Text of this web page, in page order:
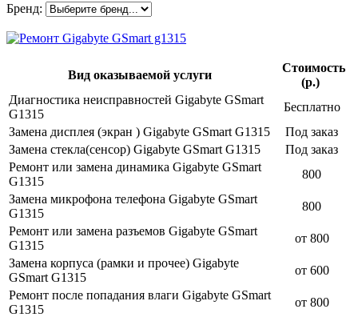
Бренд:
Вид оказываемой услуги
Стоимость
(р.)
Диагностика неисправностей Gigabyte GSmart
G1315
Бесплатно
Замена дисплея (экран ) Gigabyte GSmart G1315
Под заказ
Замена стекла(сенсор) Gigabyte GSmart G1315
Под заказ
Ремонт или замена динамика Gigabyte GSmart
G1315
800
Замена микрофона телефона Gigabyte GSmart
G1315
800
Ремонт или замена разъемов Gigabyte GSmart
G1315
от 800
Замена корпуса (рамки и прочее) Gigabyte
GSmart G1315
от 600
Ремонт после попадания влаги Gigabyte GSmart
G1315
от 800